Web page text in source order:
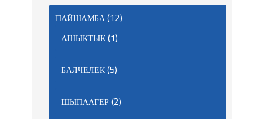
ПАЙШАМБА(12)
АШЫКТЫК(1)
БАЛЧЕЛЕК(5)
ШЫПААГЕР(2)